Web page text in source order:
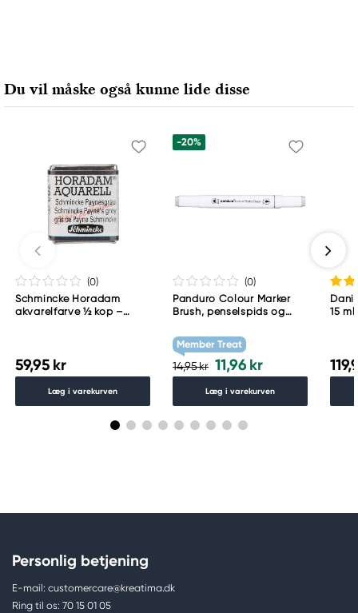
7311 PD Apeldoorn, Netherlands
info@royaltalens.com
Du vil måske også kunne lide disse
(0)
Schmincke Horadam
akvarelfarve ½ kop –
59,95 kr
Læg i varekurven
-20%
(0)
Panduro Colour Marker
Brush, penselspids og
grey 1 WG1
Member Treat
14,95 kr 11,96 kr
Læg i varekurven
15
Personlig betjening
E-mail: customercare@kreatima.dk
Ring til os: 70 15 01 05